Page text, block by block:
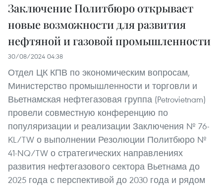
Заключение Политбюро открывает
новые возможности для развития
нефтяной и газовой промышленности
30/08/2024 04:38
Отдел ЦК КПВ по экономическим вопросам,
Министерство промышленности и торговли и
Вьетнамская нефтегазовая группа (Petrovietnam)
провели совместную конференцию по
популяризации и реализации Заключения № 76-
KL/TW о выполнении Резолюции Политбюро №
41-NQ/TW о стратегических направлениях
развития нефтегазового сектора Вьетнама до
2025 года с перспективой до 2030 года и рядом